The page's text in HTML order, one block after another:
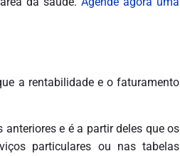
a rentabilidade e o faturamento
e é a partir deles que os
particulares ou nas tabelas